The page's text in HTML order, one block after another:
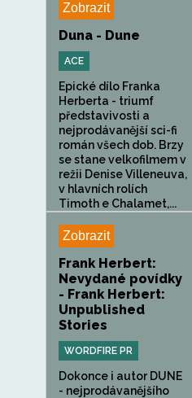
Zobrazit
Duna - Dune
ACE
Epické dílo Franka
Herberta - triumf
představivosti a
nejprodávanější sci-fi
román všech dob. Brzy
se stane velkofilmem v
režii Denise Villeneuva,
v hlavních rolích
Timoth e Chalamet,...
Zobrazit
Frank Herbert:
Nevydané povídky
- Frank Herbert:
Unpublished
Stories
WORDFIRE PR
Dokonce i autor DUNE
- nejprodávanějšího